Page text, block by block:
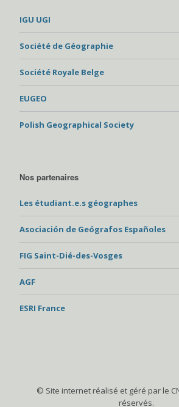
IGU UGI
Société de Géographie
Société Royale Belge
EUGEO
Polish Geographical Society
Nos partenaires
Les étudiant.e.s géographes
Asociación de Geógrafos Españoles
FIG Saint-Dié-des-Vosges
AGF
ESRI France
© Site internet réalisé et géré par le
réservés.